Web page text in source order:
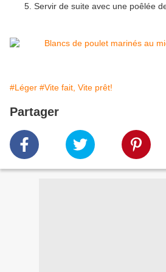
Servir de suite avec une poêlée
#Léger #Vite fait, Vite prêt!
Partager